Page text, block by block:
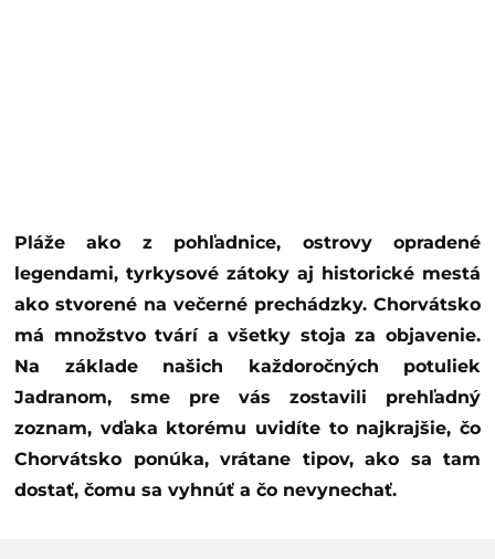
Pláže ako z pohľadnice, ostrovy opradené
legendami, tyrkysové zátoky aj historické mestá
ako stvorené na večerné prechádzky. Chorvátsko
má množstvo tvárí a všetky stoja za objavenie.
Na základe našich každoročných potuliek
Jadranom, sme pre vás zostavili prehľadný
zoznam, vďaka ktorému uvidíte to najkrajšie, čo
Chorvátsko ponúka, vrátane tipov, ako sa tam
dostať, čomu sa vyhnúť a čo nevynechať.